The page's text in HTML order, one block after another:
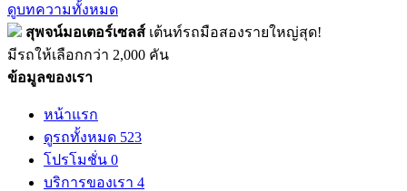
ดูบทความทั้งหมด
สุพจน์มอเตอร์เซลส์ เต้นท์รถมือสองรายใหญ่สุด!
มีรถให้เลือกกว่า 2,000 คัน
ข้อมูลของเรา
หน้าแรก
ดูรถทั้งหมด 523
โปรโมชั่น 0
บริการของเรา 4